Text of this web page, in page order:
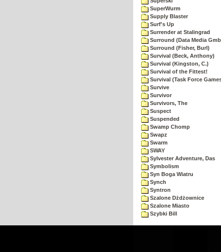
SuperWurm
Supply Blaster
Surf's Up
Surrender at Stalingrad
Surround (Data Media
Surround (Fisher, Burl)
Survival (Beck, Anthony)
Survival (Kingston, C.)
Survival of the Fittest!
Survival (Task Force
Survive
Survivor
Survivors, The
Suspect
Suspended
Swamp Chomp
Swapz
Swarm
SWAY
Sylvester Adventure, Das
Symbolism
Syn Boga Wiatru
Synch
Syntron
Szalone Dżdżownice
Szalone Miasto
Szybki Bill